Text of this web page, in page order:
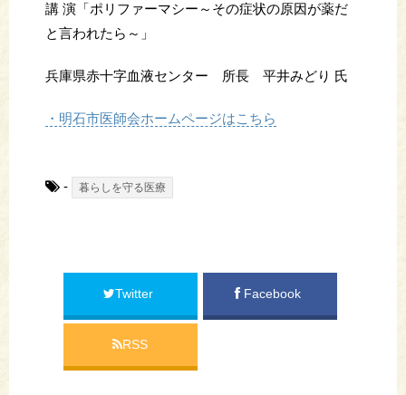
講 演「ポリファーマシー～その症状の原因が薬だ
と言われたら～」
兵庫県赤十字血液センター 所長 平井みどり 氏
・明石市医師会ホームページはこちら
- 暮らしを守る医療
Twitter Facebook
RSS